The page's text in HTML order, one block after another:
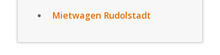
Mietwagen Rudolstadt